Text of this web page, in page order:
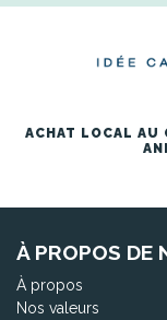
ACHAT LOCAL AU
À PROPOS DE
À propos
Nos valeurs